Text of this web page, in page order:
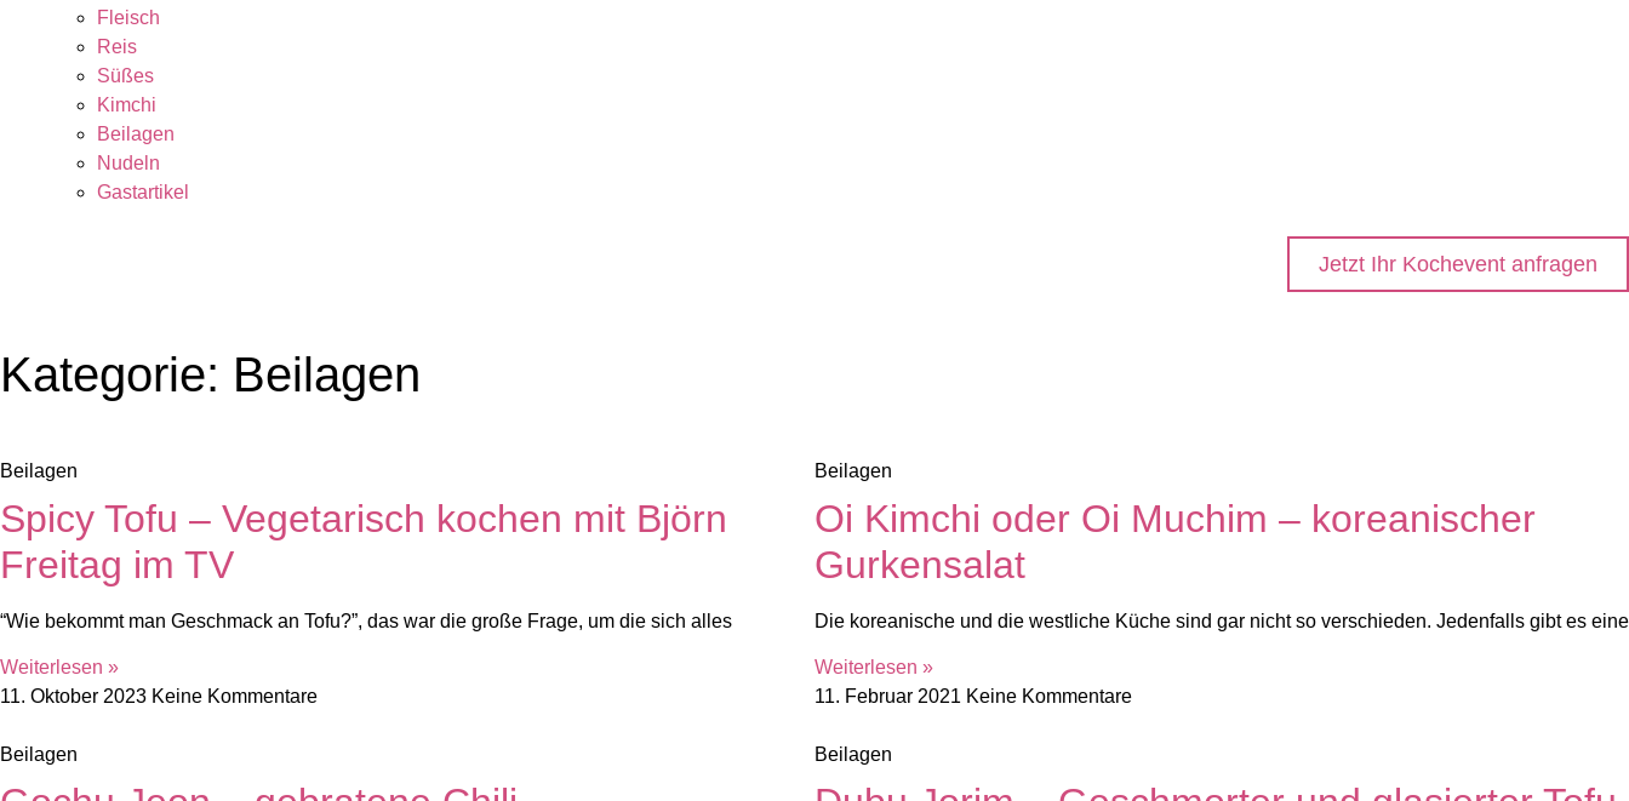
Fleisch
Reis
Süßes
Kimchi
Beilagen
Nudeln
Gastartikel
Jetzt Ihr Kochevent anfragen
Kategorie: Beilagen
Beilagen
Spicy Tofu – Vegetarisch kochen mit Björn
Freitag im TV
“Wie bekommt man Geschmack an Tofu?”, das war die große Frage, um die sich alles
Weiterlesen »
11. Oktober 2023 Keine Kommentare
Beilagen
Oi Kimchi oder Oi Muchim – koreanischer
Gurkensalat
Die koreanische und die westliche Küche sind gar nicht so verschieden. Jedenfalls gibt es eine
Weiterlesen »
11. Februar 2021 Keine Kommentare
Beilagen Beilagen